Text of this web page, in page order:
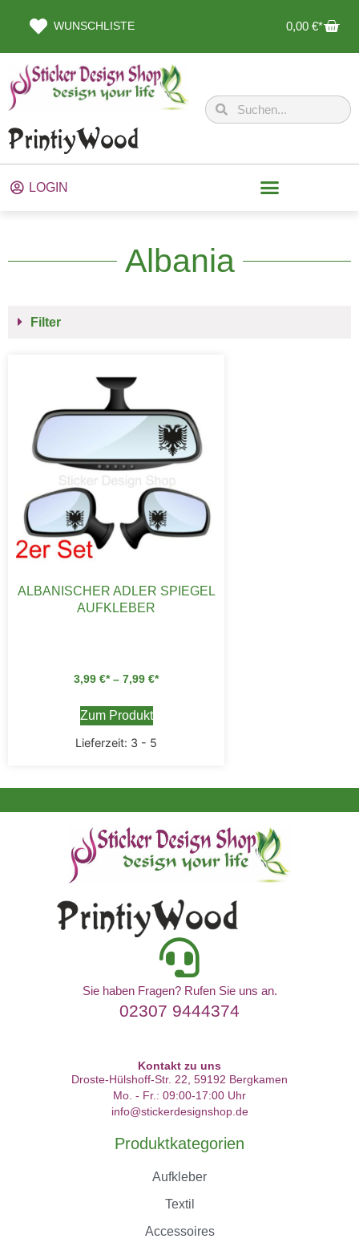
WUNSCHLISTE 0,00 €
LOGIN
Albania
Filter
ALBANISCHER ADLER SPIEGEL
AUFKLEBER
3,99 € – 7,99 €
Zum Produkt
Lieferzeit: 3 - 5
Sie haben Fragen? Rufen Sie uns an.
02307 9444374
Kontakt zu uns
Droste-Hülshoff-Str. 22, 59192 Bergkamen
Mo. - Fr.: 09:00-17:00 Uhr
info@stickerdesignshop.de
Produktkategorien
Aufkleber
Textil
Accessoires